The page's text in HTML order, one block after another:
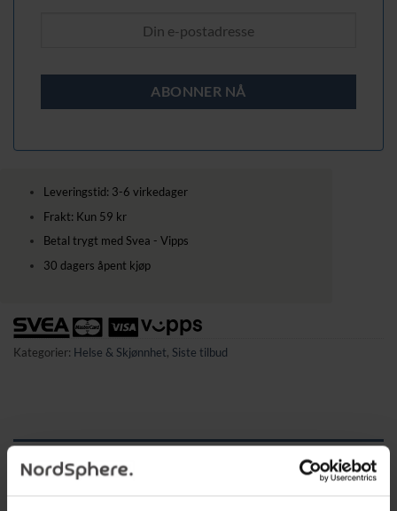
Leveringstid: 3-6 virkedager
Frakt: Kun 59 kr
Betal trygt med Svea - Vipps
30 dagers åpent kjøp
Kategorier: Helse & Skjønnhet, Siste tilbud